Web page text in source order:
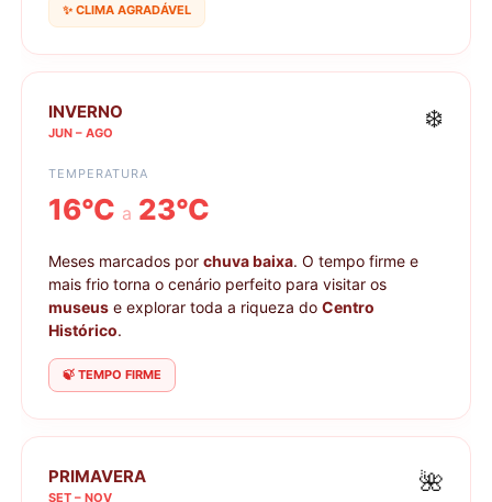
✨ CLIMA AGRADÁVEL
INVERNO
JUN – AGO
❄️
TEMPERATURA
16°C a 23°C
Meses marcados por chuva baixa. O tempo firme e
mais frio torna o cenário perfeito para visitar os
museuse explorar toda a riqueza do Centro
Histórico.
🍃 TEMPO FIRME
PRIMAVERA
SET – NOV
🌺